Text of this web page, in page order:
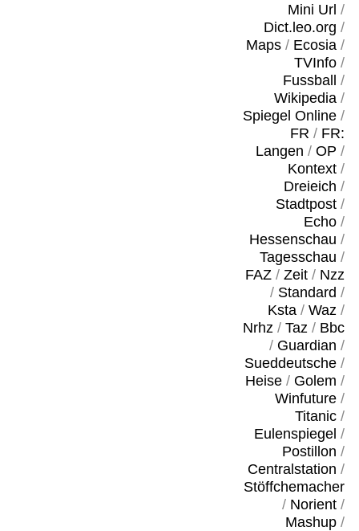
Mini Url /
Dict.leo.org /
Maps/ Ecosia/
TVInfo/
Fussball
/
Wikipedia/
Spiegel Online/
FR / FR:
Langen / OP /
Kontext/
Dreieich /
Stadtpost/
Echo/
Hessenschau /
Tagesschau /
FAZ/ Zeit/ Nzz
/ Standard /
Ksta/ Waz/
Nrhz/ Taz/ Bbc
/ Guardian /
Sueddeutsche/
Heise/ Golem /
Winfuture/
Titanic/
Eulenspiegel /
Postillon /
Centralstation /
Stöffchemacher
/ Norient/
Mashup/